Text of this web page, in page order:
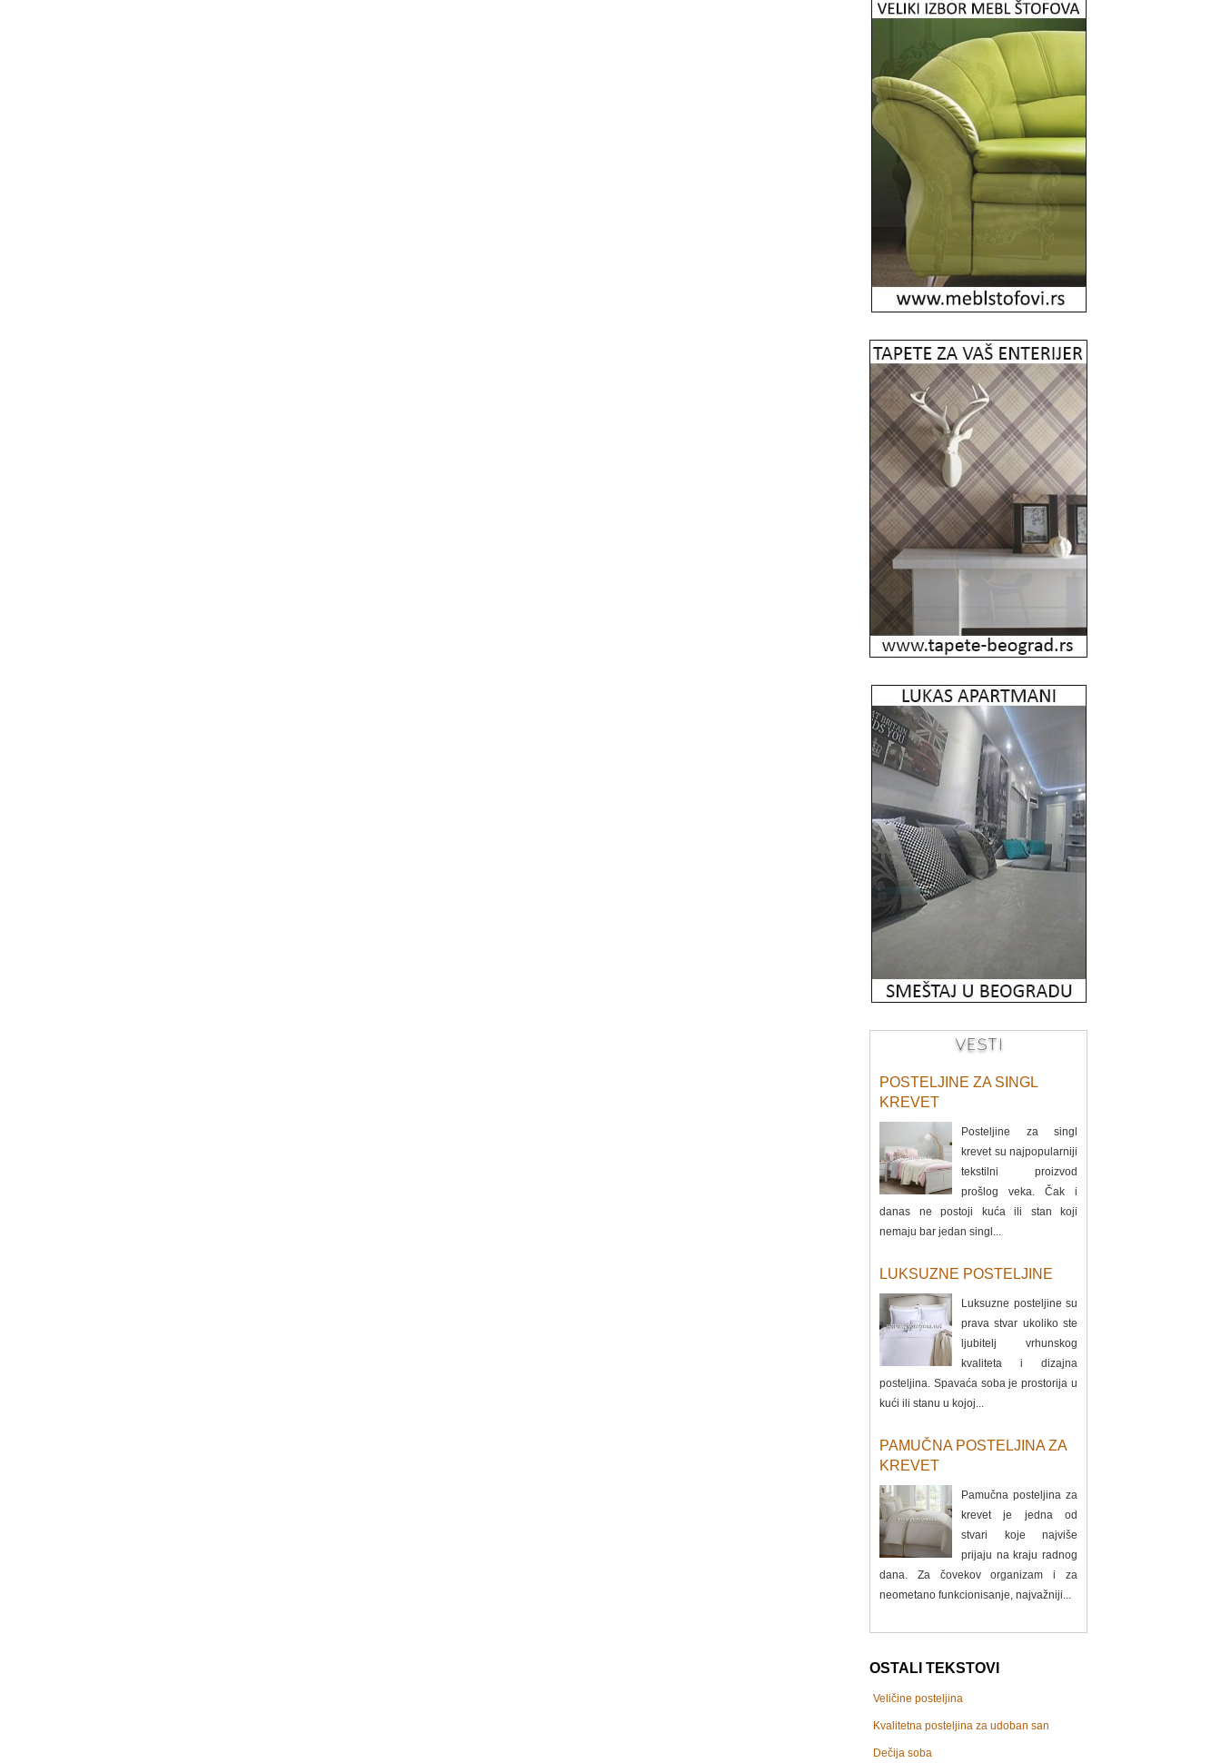
VESTI
POSTELJINE ZA SINGL
KREVET
Posteljine za singl
krevet su najpopularniji
tekstilni proizvod
prošlog veka. Čak i
danas ne postoji kuća ili stan koji
nemaju bar jedan singl...
LUKSUZNE POSTELJINE
Luksuzne posteljine su
prava stvar ukoliko ste
ljubitelj vrhunskog
kvaliteta i dizajna
posteljina. Spavaća soba je prostorija u
kući ili stanu u kojoj...
PAMUČNA POSTELJINA ZA
KREVET
Pamučna posteljina za
krevet je jedna od
stvari koje najviše
prijaju na kraju radnog
dana. Za čovekov organizam i za
neometano funkcionisanje, najvažniji...
OSTALI TEKSTOVI
Veličine posteljina
Kvalitetna posteljina za udoban san
Dečija soba